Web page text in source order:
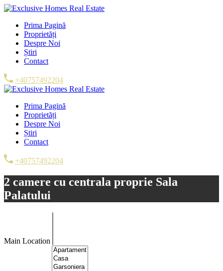
Prima Pagină
Proprietăți
Despre Noi
Știri
Contact
+40757492204
Prima Pagină
Proprietăți
Despre Noi
Știri
Contact
+40757492204
2 camere cu centrala proprie Sala
Palatului
Main Location